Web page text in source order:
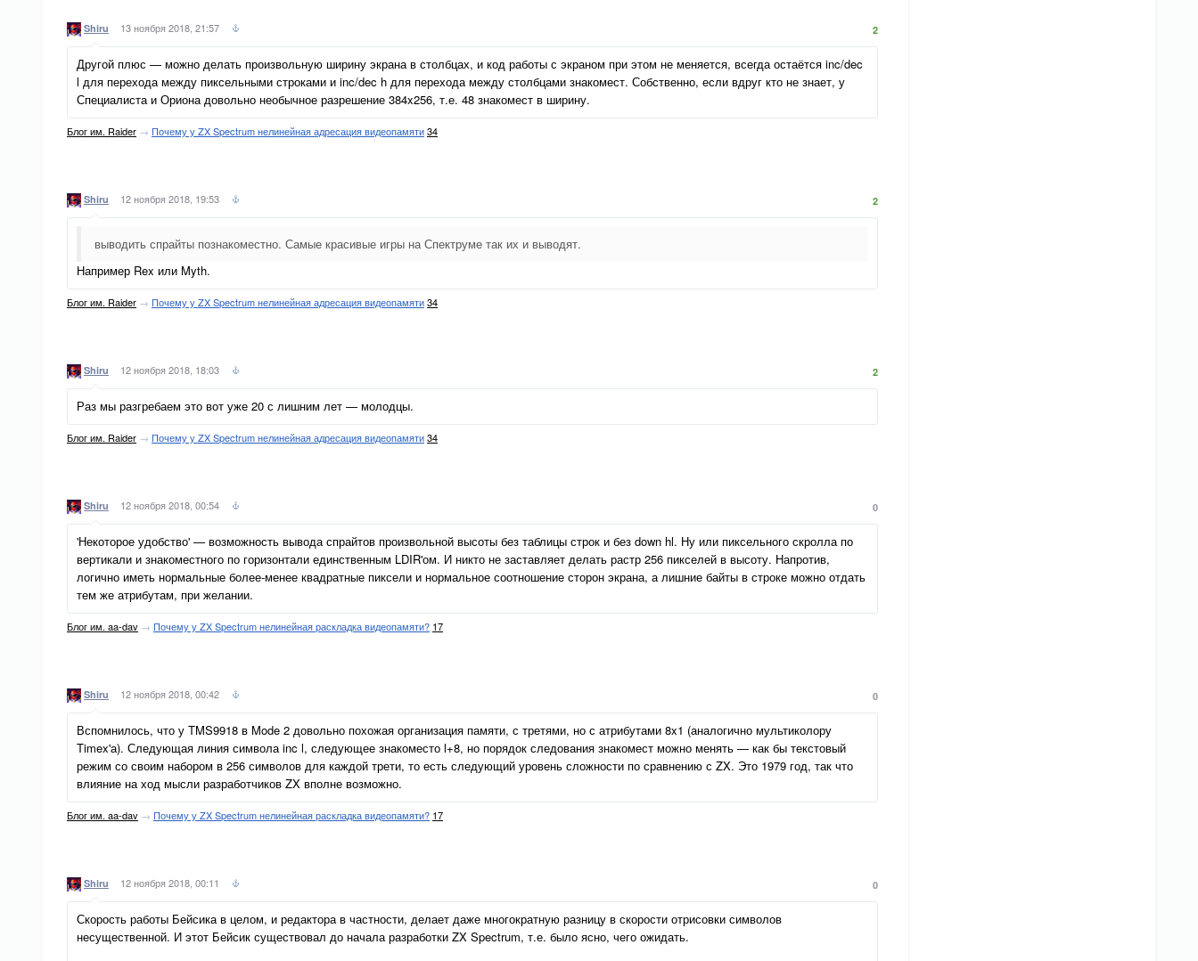
Shiru 13 ноября 2018, 21:57 2
Другой плюс — можно делать произвольную ширину экрана в столбцах, и код работы с экраном при этом не меняется, всегда остаётся inc/dec
l для перехода между пиксельными строками и inc/dec h для перехода между столбцами знакомест. Собственно, если вдруг кто не знает, у
Специалиста и Ориона довольно необычное разрешение 384x256, т.е. 48 знакомест в ширину.
Блог им. Raider → Почему у ZX Spectrum нелинейная адресация видеопамяти34
Shiru 12 ноября 2018, 19:53 2
выводить спрайты познакоместно. Самые красивые игры на Спектруме так их и выводят.
Например Rex или Myth.
Блог им. Raider → Почему у ZX Spectrum нелинейная адресация видеопамяти34
Shiru 12 ноября 2018, 18:03 2
Раз мы разгребаем это вот уже 20 с лишним лет — молодцы.
Блог им. Raider → Почему у ZX Spectrum нелинейная адресация видеопамяти34
Shiru 12 ноября 2018, 00:54 0
'Некоторое удобство' — возможность вывода спрайтов произвольной высоты без таблицы строк и без down hl. Ну или пиксельного скролла по
вертикали и знакоместного по горизонтали единственным LDIR'ом. И никто не заставляет делать растр 256 пикселей в высоту. Напротив,
логично иметь нормальные более-менее квадратные пиксели и нормальное соотношение сторон экрана, а лишние байты в строке можно отдать
тем же атрибутам, при желании.
Блог им. aa-dav → Почему у ZX Spectrum нелинейная раскладка видеопамяти? 17
Shiru 12 ноября 2018, 00:42 0
Вспомнилось, что у TMS9918 в Mode 2 довольно похожая организация памяти, с третями, но с атрибутами 8x1 (аналогично мультиколору
Timex'а). Следующая линия символа inc l, следующее знакоместо l+8, но порядок следования знакомест можно менять — как бы текстовый
режим со своим набором в 256 символов для каждой трети, то есть следующий уровень сложности по сравнению с ZX. Это 1979 год, так что
влияние на ход мысли разработчиков ZX вполне возможно.
Блог им. aa-dav → Почему у ZX Spectrum нелинейная раскладка видеопамяти? 17
Shiru 12 ноября 2018, 00:11 0
Скорость работы Бейсика в целом, и редактора в частности, делает даже многократную разницу в скорости отрисовки символов
несущественной. И этот Бейсик существовал до начала разработки ZX Spectrum, т.е. было ясно, чего ожидать.